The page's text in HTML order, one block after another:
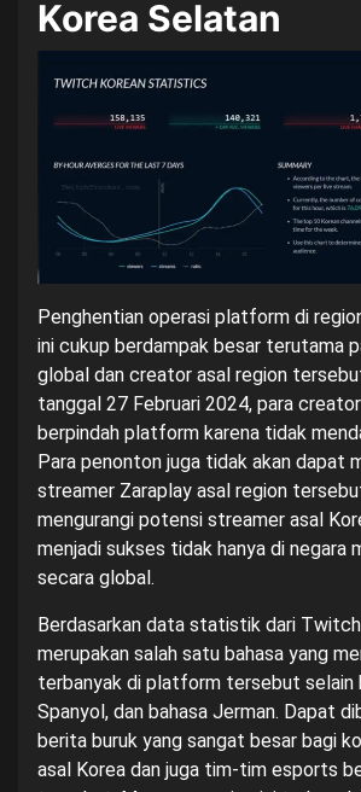
Korea Selatan
Penghentian operasi platform di
ini cukup berdampak besar terutama
global dan creator asal region
tanggal 27 Februari 2024, para
berpindah platform karena tidak
Para penonton juga tidak akan dapat
streamer Zaraplay asal region
mengurangi potensi streamer asal
menjadi sukses tidak hanya di negara
secara global.
Berdasarkan data statistik dari
merupakan salah satu bahasa yang
terbanyak di platform tersebut selain
Spanyol, dan bahasa Jerman. Dapat
berita buruk yang sangat besar bagi
asal Korea dan juga tim-tim esports